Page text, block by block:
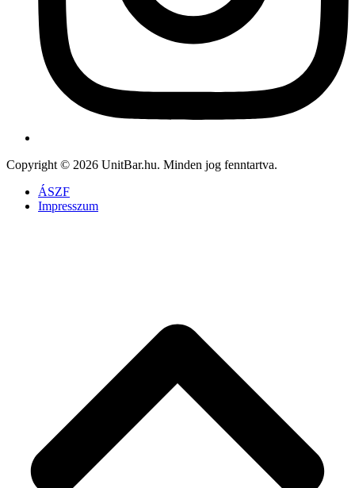
Copyright © 2026 UnitBar.hu. Minden jog fenntartva.
ÁSZF
Impresszum